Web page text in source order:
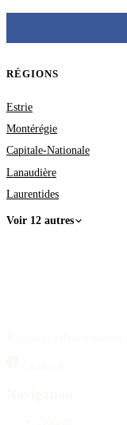
RÉGIONS
Estrie
Montérégie
Capitale-Nationale
Lanaudière
Laurentides
Voir 12 autres